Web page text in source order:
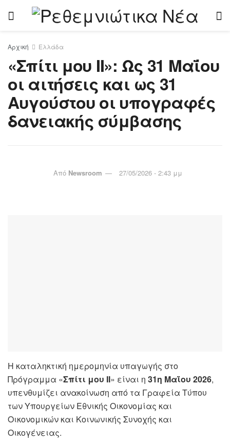
Αρχική Ελλάδα
«Σπίτι μου ΙΙ»: Ως 31 Μαΐου
οι αιτήσεις και ως 31
Αυγούστου οι υπογραφές
δανειακής σύμβασης
Από Newsroom 27/05/2026 - 2:43 μμ
Η καταληκτική ημερομηνία υπαγωγής στο
Πρόγραμμα «Σπίτι μου ΙΙ» είναι η 31η Μαΐου 2026,
υπενθυμίζει ανακοίνωση από τα Γραφεία Τύπου
των Υπουργείων Εθνικής Οικονομίας και
Οικονομικών και Κοινωνικής Συνοχής και
Οικογένειας.